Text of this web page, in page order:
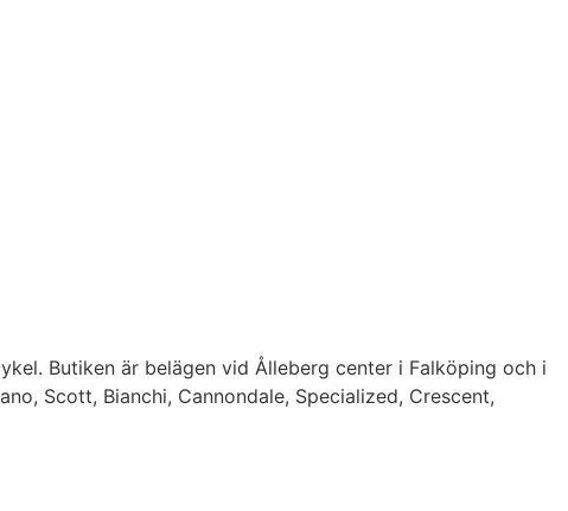
Butiken är belägen vid Ålleberg center i Falköping och i
Scott, Bianchi, Cannondale, Specialized, Crescent,